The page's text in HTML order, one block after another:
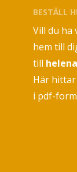
BESTÄLL
Vill du ha
hem till
till
Här hittar
i pdf-